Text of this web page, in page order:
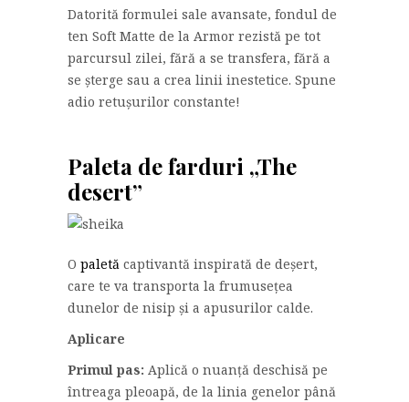
Datorită formulei sale avansate, fondul de
ten Soft Matte de la Armor rezistă pe tot
parcursul zilei, fără a se transfera, fără a
se șterge sau a crea linii inestetice. Spune
adio retușurilor constante!
Paleta de farduri „The
desert”
O paletă captivantă inspirată de deșert,
care te va transporta la frumusețea
dunelor de nisip și a apusurilor calde.
Aplicare
Primul pas: Aplică o nuanță deschisă pe
întreaga pleoapă, de la linia genelor până